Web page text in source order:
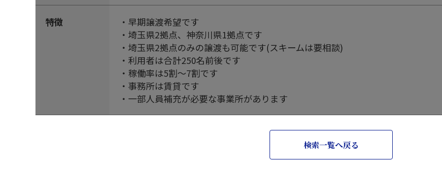
特徴
・早期譲渡希望です
・埼玉県2拠点、神奈川県1拠点です
・埼玉県2拠点のみの譲渡も可能です(スキームは要相談)
・利用者は合計250名前後です
・稼働率は5割～7割です
・事務所は賃貸です
・一部人員補充が必要な事業所があります
検索一覧へ戻る